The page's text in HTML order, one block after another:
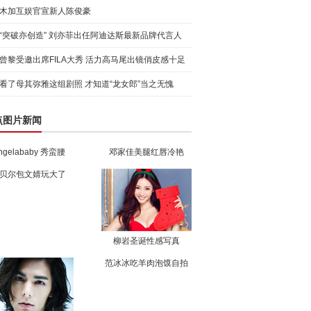
木加互娱官宣新人陈俊豪
“突破亦创造” 刘亦菲出任阿迪达斯最新品牌代言人
引爆
曾黎受邀出席FILA大秀 活力高马尾出镜俏皮感十足
看了母其弥雅这组剧照 才知道“龙女郎”当之无愧
图片新闻
秀蛮腰 邓家佳美腿红唇冷艳
尔包文婧玩大了
柳岩圣诞性感写真
范冰冰吃羊肉泡馍自拍